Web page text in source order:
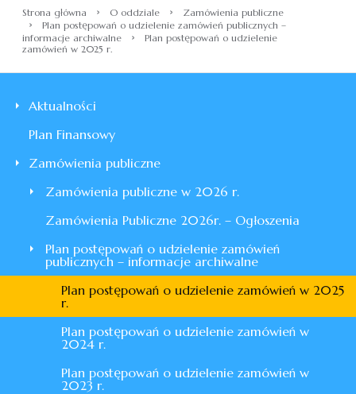
Strona główna › O oddziale › Zamówienia publiczne
›
Plan postępowań o udzielenie zamówień publicznych –
informacje archiwalne
›
Plan postępowań o udzielenie
zamówień w 2025 r.
Aktualności
Plan Finansowy
Zamówienia publiczne
Zamówienia publiczne w 2026 r.
Zamówienia Publiczne 2026r. – Ogłoszenia
Plan postępowań o udzielenie zamówień
publicznych – informacje archiwalne
Plan postępowań o udzielenie zamówień w 2025
r.
Plan postępowań o udzielenie zamówień w
2024 r.
Plan postępowań o udzielenie zamówień w
2023 r.